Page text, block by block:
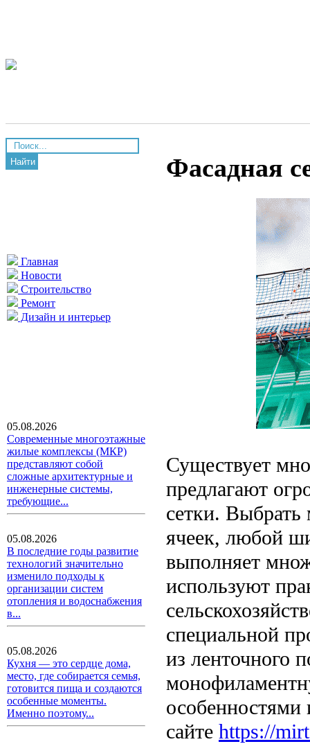
Найти
Главная
Новости
Строительство
Ремонт
Дизайн и интерьер
05.08.2026
Современные многоэтажные
жилые комплексы (МКР)
представляют собой
сложные архитектурные и
инженерные системы,
требующие...
05.08.2026
В последние годы развитие
технологий значительно
изменило подходы к
организации систем
отопления и водоснабжения
в...
05.08.2026
Кухня — это сердце дома,
место, где собирается семья,
готовится пища и создаются
особенные моменты.
Именно поэтому...
Фасадная
Существует
предлагают
сетки. Выбрать
ячеек, любой
выполняет
используют
специальной
из ленточного
особенностями
сайте https://